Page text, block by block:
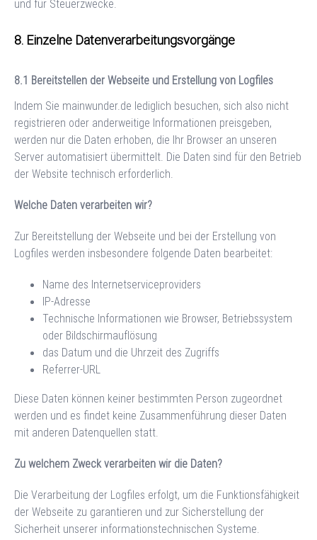
und für Steuerzwecke.
Einzelne Datenverarbeitungsvorgänge
Bereitstellen der Webseite und Erstellung von Logfiles
Indem Sie mainwunder.de lediglich besuchen, sich also nicht
registrieren oder anderweitige Informationen preisgeben,
werden nur die Daten erhoben, die Ihr Browser an unseren
Server automatisiert übermittelt. Die Daten sind für den Betrieb
der Website technisch erforderlich.
Welche Daten verarbeiten wir?
Zur Bereitstellung der Webseite und bei der Erstellung von
Logfiles werden insbesondere folgende Daten bearbeitet:
Name des Internetserviceproviders
IP-Adresse
Technische Informationen wie Browser, Betriebssystem
oder Bildschirmauflösung
das Datum und die Uhrzeit des Zugriffs
Referrer-URL
Diese Daten können keiner bestimmten Person zugeordnet
werden und es findet keine Zusammenführung dieser Daten
mit anderen Datenquellen statt.
Zu welchem Zweck verarbeiten wir die Daten?
Die Verarbeitung der Logfiles erfolgt, um die Funktionsfähigkeit
der Webseite zu garantieren und zur Sicherstellung der
Sicherheit unserer informationstechnischen Systeme.